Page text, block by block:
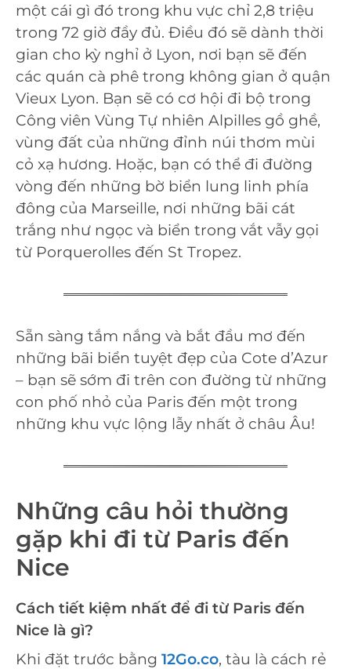
một cái gì đó trong khu vực chỉ 2,8 triệu
trong 72 giờ đầy đủ. Điều đó sẽ dành thời
gian cho kỳ nghỉ ở Lyon, nơi bạn sẽ đến
các quán cà phê trong không gian ở quận
Vieux Lyon. Bạn sẽ có cơ hội đi bộ trong
Công viên Vùng Tự nhiên Alpilles gồ ghề,
vùng đất của những đỉnh núi thơm mùi
cỏ xạ hương. Hoặc, bạn có thể đi đường
vòng đến những bờ biển lung linh phía
đông của Marseille, nơi những bãi cát
trắng như ngọc và biển trong vắt vẫy gọi
từ Porquerolles đến St Tropez.
Sẵn sàng tắm nắng và bắt đầu mơ đến
những bãi biển tuyệt đẹp của Cote d’Azur
– bạn sẽ sớm đi trên con đường từ những
con phố nhỏ của Paris đến một trong
những khu vực lộng lẫy nhất ở châu Âu!
Những câu hỏi thường
gặp khi đi từ Paris đến
Nice
Cách tiết kiệm nhất để đi từ Paris đến
Nice là gì?
Khi đặt trước bằng 12Go.co, tàu là cách rẻ